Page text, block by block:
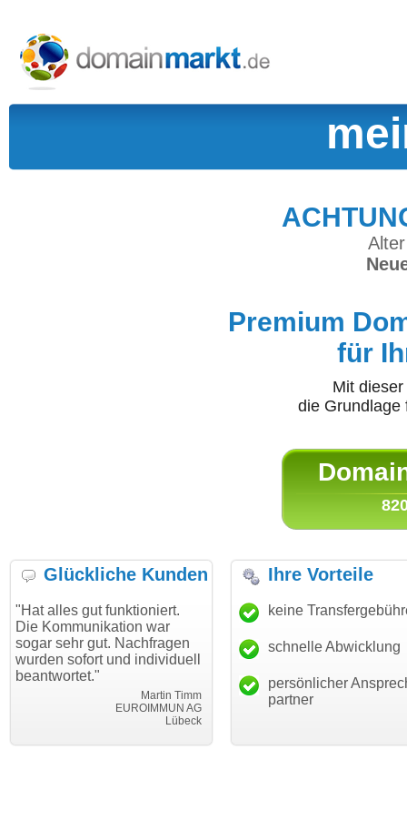
Premium
für
Mit
die
Glückliche Kunden
gut funktioniert.
war
gut. Nachfragen
und individuell
EUROIMMUN AG
"Danke für den schnellen
Transfer und guten Service!"
Thomas Schäfer
i can eckert communication GmbH
"Ich bin
haben.
mein
Ihre Vorteile
keine
schnelle Abwicklung
persönlicher
partner